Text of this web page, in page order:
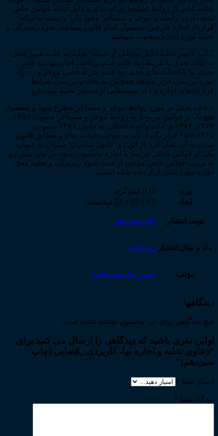
تخلیه ناشی از روابط استیجاری است و به دلیل این­که قوانین خاص
متعددی در رابطه با موجر و مستأجر وجود دارد و بسته به این­که
قرارداد اجاره طرفین مشمول کدام قانون می­باشد، نحوه رسیدگی و
تخلیه مورد اجاره متفاوت می­باشد.
کتاب حاضر تخلیه دلایل مختلف از جمله؛ تخلیه به علت تغییر شغل،
به علت تعدی یا تفریط، به علت عدم پرداخت اجاره­‌بها، به علت
تجدید بنا یا احداث بنای جدید، به علت نیاز شخصی موجر و … را
مورد بررسی قرار می­دهد. همچنین به بحث و بررسی شرایط
قراردادهای اجاره و ذکر نمونه­‌هایی از دستور تخلیه می­پردازد.
چنانچه بحثی در مورد روابط موجر و مستأجر مطرح شود و مشمول
هیچ یک از قوانین مربوط به روابط موجر و مستأجر مصوب ۱۳۵۶،
۱۳۶۲، ۱۳۷۶ و ماده واحده الحاقی به قانون ۱۳۵۶ مصوب
۱۵/۸/۱۳۶۵ قرار نگیرد، باید به موجب قواعد عام و مطابق قانون
مدنی به آن عمل کرد. از این رو، قانون مدنی را می­توان به عنوان
یکی از قوانین اصلی مرتبط با اجاره محسوب نمود. در متن پیش رو
به ترتیب قوانین خاص موجود از حیث نحوه رسیدگی و تخلیه محل
اجاره مورد بحث قرار داده شده است.
وزن
0.15 کیلوگرم
ابعاد
0.5 × 15 × 22 سانتیمتر
نوبت انتشار چاپ سیزدهم
ماه و سال انتشار دی 1403
مؤلف حمیدرضا محمدباقری
دیدگاهها
هیچ دیدگاهی برای این محصول نوشته نشده است.
اولین نفری باشید که دیدگاهی را ارسال می کنید برای
“دعاوی تخلیه و اجاره بها، کاربردی _قضایی (چاپ
سیزدهم)”
امتیاز شما *
دیدگاه شما *